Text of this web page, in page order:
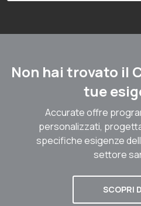
Non hai trovato il
tue
Accurate offre
personalizzati,
specifiche esigenze
settore
SCOPRI